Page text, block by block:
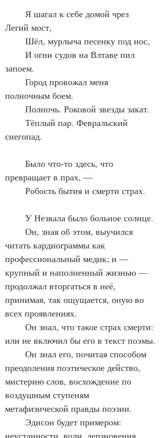
Легий мост,
	Шёл, мурлыча песенку под нос,
запоем.
полночным боем.
	Полночь. Роковой звезды закат.
снегопад.
превращает в прах, —
	Робость бытия и смерти страх.
	У Незвала было больное солнце.
читать кардиограммы как
профессиональный медик; и —
крупный и наполненный жизнью —
продолжал вторгаться в неё,
принимая, так ощущается, оную во
всех проявлениях.
или не включил бы его в текст поэмы.
преодоления поэтическое действо,
мистерию слов, восхождение по
воздушным ступеням
метафизической правды поэзии.
неустанности, воли, дерзновения.